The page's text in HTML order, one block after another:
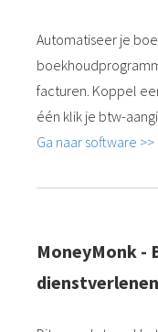
Automatiseer je
facturen. Koppel
één klik je btw-
Ga naar software >>
MoneyMonk -